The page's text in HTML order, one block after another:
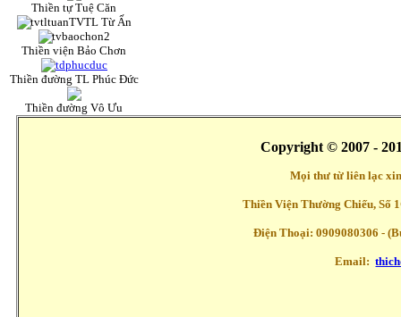
Thiền tự Tuệ Căn
TVTL Từ Ấn
Thiền viện Bảo Chơn
Thiền đường TL Phúc Đức
Thiền đường Vô Ưu
Copyright © 2007 -
Mọi thư từ liên lạc
Thiền Viện Thường Chiếu, Số
Điện Thoại: 0909080306 -
Email: